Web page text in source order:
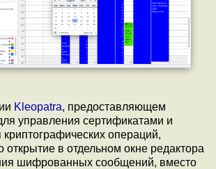
Kleopatra, предоставляющем
управления сертификатами и
операций,
открытие в отдельном окне редактора
шифрованных сообщений, вместо